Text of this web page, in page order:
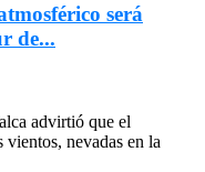
será
de...
advirtió que el
vientos, nevadas en la